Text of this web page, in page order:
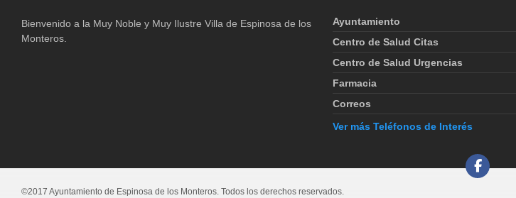
Bienvenido a la Muy Noble y Muy Ilustre Villa de Espinosa de los
Monteros.
Ayuntamiento
Centro de Salud Citas
Centro de Salud Urgencias
Farmacia
Correos
Ver más Teléfonos de Interés
©2017 Ayuntamiento de Espinosa de los Monteros. Todos los derechos reservados.